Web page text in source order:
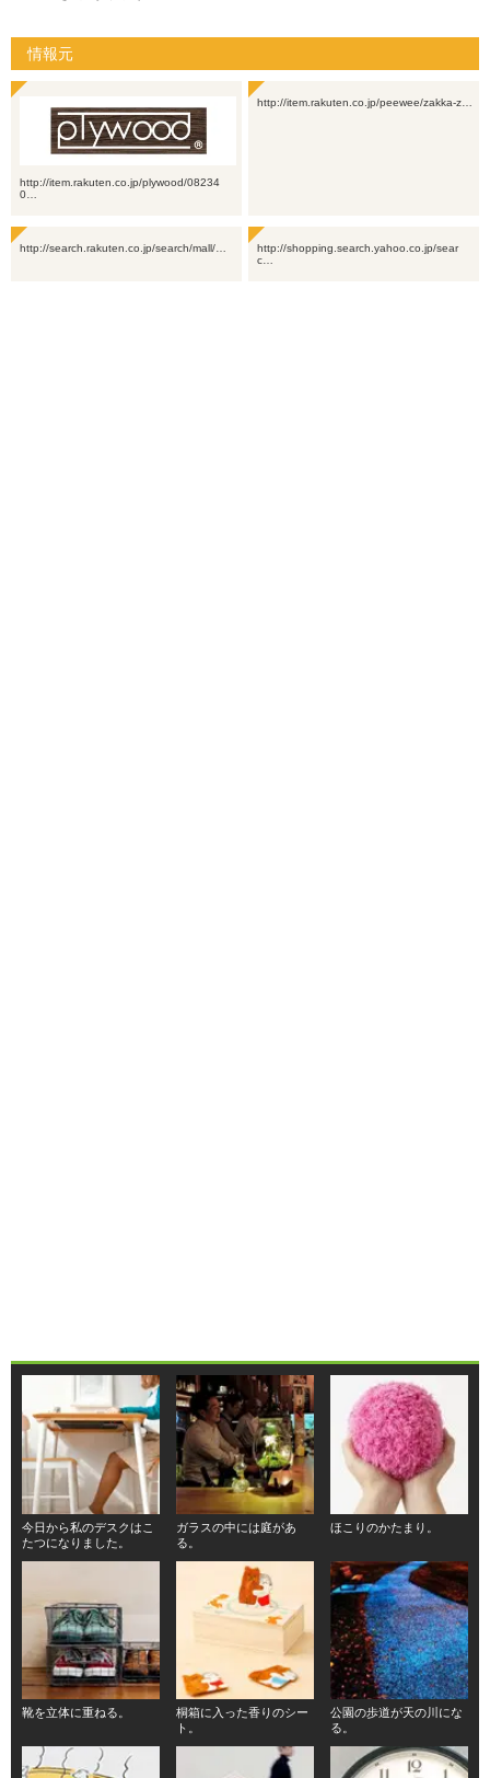
情報元
http://item.rakuten.co.jp/plywood/08234
0…
http://item.rakuten.co.jp/peewee/zakka-z…
http://search.rakuten.co.jp/search/mall/…
http://shopping.search.yahoo.co.jp/sear
c…
今日から私のデスクはこ
たつになりました。
ガラスの中には庭があ
る。
ほこりのかたまり。
靴を立体に重ねる。
桐箱に入った香りのシー
ト。
公園の歩道が天の川にな
る。